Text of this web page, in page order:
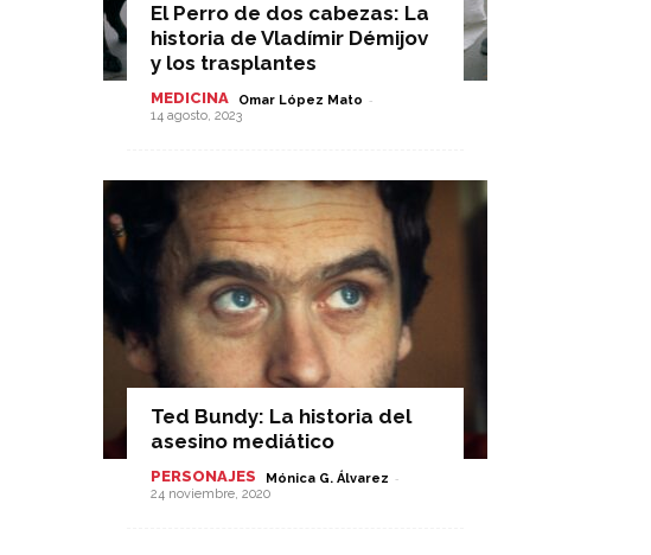
El Perro de dos cabezas: La
historia de Vladímir Démijov
y los trasplantes
MEDICINA Omar López Mato -
14 agosto, 2023
Ted Bundy: La historia del
asesino mediático
PERSONAJES Mónica G. Álvarez -
24 noviembre, 2020